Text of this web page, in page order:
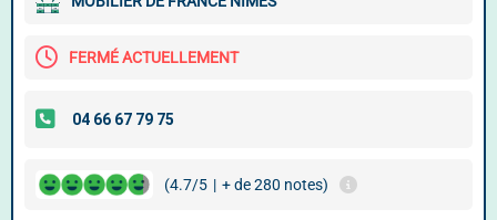
FERMÉ ACTUELLEMENT
(4.7/5 | + de 280 notes)